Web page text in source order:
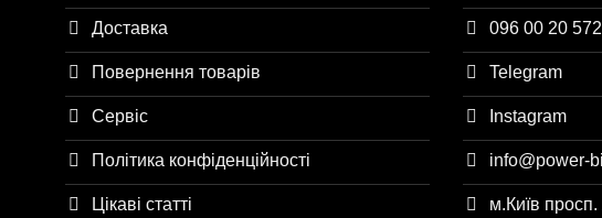
Доставка
Повернення товарів
Сервіс
Політика конфіденційності
Цікаві статті
096 00 20 572
Telegram
Instagram
info@power-
м.Київ